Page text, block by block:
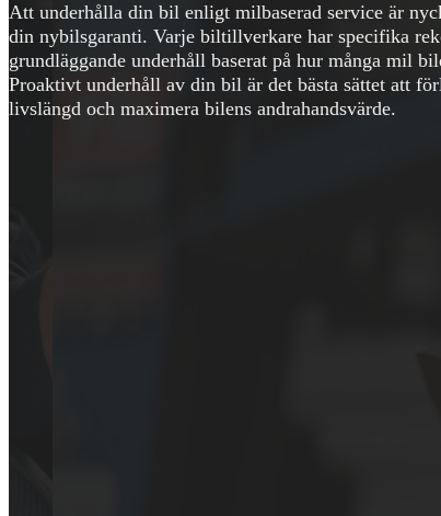
Att underhålla din bil enligt milbaserad service är
din nybilsgaranti. Varje biltillverkare har specifika
grundläggande underhåll baserat på hur många mil
Proaktivt underhåll av din bil är det bästa sättet att
livslängd och maximera bilens andrahandsvärde.